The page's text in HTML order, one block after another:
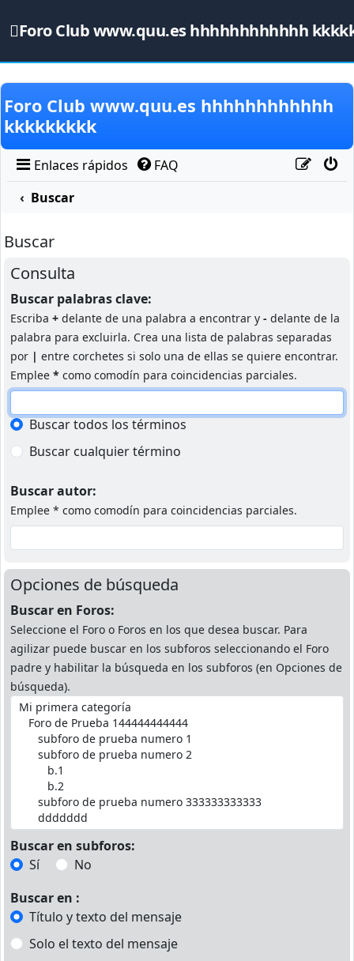
Foro Club www.quu.es hhhhhhhhhhhh
Obviar
Foro Club www.quu.es hhhhhhhhhhhh
kkkkkkkkk
Enlaces rápidos
FAQ
Buscar
Buscar
Consulta
Buscar palabras clave:
Escriba + delante de una palabra a encontrar y - delante de la
palabra para excluirla. Crea una lista de palabras separadas
por | entre corchetes si solo una de ellas se quiere encontrar.
Emplee * como comodín para coincidencias parciales.
Buscar todos los términos
Buscar cualquier término
Buscar autor:
Emplee * como comodín para coincidencias parciales.
Opciones de búsqueda
Buscar en Foros:
Seleccione el Foro o Foros en los que desea buscar. Para
agilizar puede buscar en los subforos seleccionando el Foro
padre y habilitar la búsqueda en los subforos (en Opciones de
búsqueda).
Buscar en subforos:
Sí
No
Buscar en :
Título y texto del mensaje
Solo el texto del mensaje